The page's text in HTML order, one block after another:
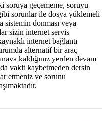
soruya geçememe, soruyu
sorunlar ile dosya yüklemeli
sistemin donması veya
sizin internet servis
internet bağlantı
alternatif bir araç
kaldığınız yerden devam
vakit kaybetmeden dersin
etmeniz ve sorunu